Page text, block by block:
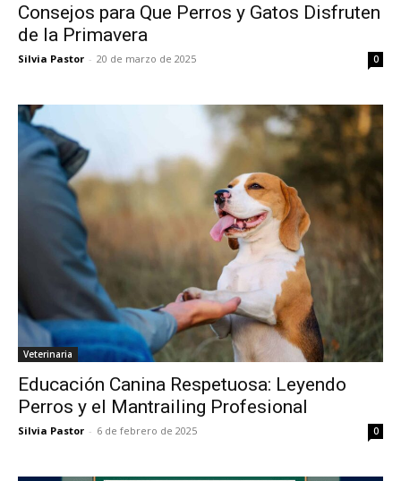
Consejos para Que Perros y Gatos Disfruten
de la Primavera
Silvia Pastor - 20 de marzo de 2025 0
Veterinaria
Educación Canina Respetuosa: Leyendo
Perros y el Mantrailing Profesional
Silvia Pastor - 6 de febrero de 2025 0